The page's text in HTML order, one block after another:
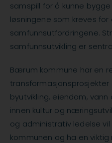
samspill for å kunne
løsningene som kreves
samfunnsutfordringene.
samfunnsutvikling er
Bærum kommune har en
byutvikling, eiendom,
innen kultur og
og administrativ ledelse
kommunen og ha en